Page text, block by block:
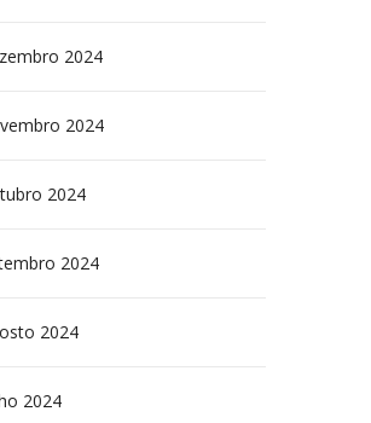
2024
2024
2024
2024
2024
2024